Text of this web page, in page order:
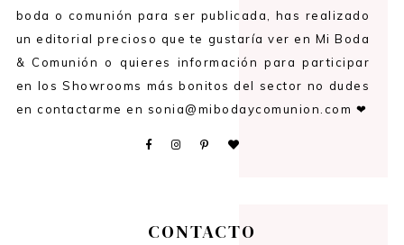
boda o comunión para ser publicada, has realizado
un editorial precioso que te gustaría ver en Mi Boda
& Comunión o quieres información para participar
en los Showrooms más bonitos del sector no dudes
en contactarme en sonia@mibodaycomunion.com ❤
CONTACTO